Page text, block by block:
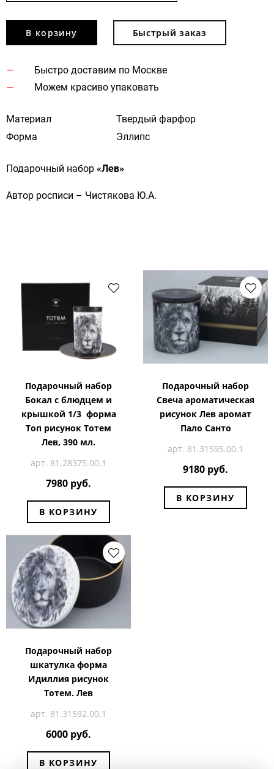
В корзину Быстрый заказ
Быстро доставим по Москве
Можем красиво упаковать
Материал
Твердый фарфор
Форма
Эллипс
Подарочный набор «Лев»
Автор росписи – Чистякова Ю.А.
Подарочный набор
Бокал с блюдцем и
крышкой 1/3 форма
Топ рисунок Тотем
Лев, 390 мл.
арт. 81.28375.00.1
7980 руб.
В КОРЗИНУ
Подарочный набор
Свеча ароматическая
рисунок Лев аромат
Пало Санто
арт. 81.31595.00.1
9180 руб.
В КОРЗИНУ
Подарочный набор
шкатулка форма
Идиллия рисунок
Тотем. Лев
арт. 81.31592.00.1
6000 руб.
В КОРЗИНУ